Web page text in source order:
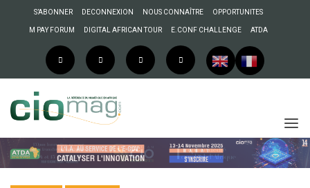
S’ABONNER DECONNEXION NOUS CONNAÎTRE OPPORTUNITES
M PAY FORUM DIGITAL AFRICAN TOUR E.CONF CHALLENGE ATDA